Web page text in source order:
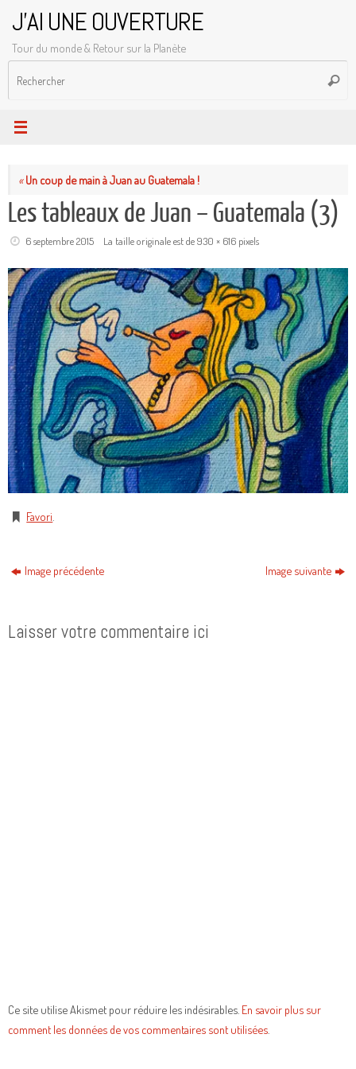
contenu
J'AI UNE OUVERTURE
Tour du monde & Retour sur la Planète
«Un coup de main à Juan au Guatemala !
Les tableaux de Juan – Guatemala (3)
6 septembre 2015 La taille originale est de930 × 616pixels
Favori
Image précédente Image suivante
Laisser votre commentaire ici
Ce site utilise Akismet pour réduire les indésirables. En savoir plus sur
comment les données de vos commentaires sont utilisées